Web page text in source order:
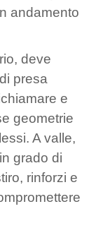
andamento
deve
presa
e
geometrie
A valle,
grado di
rinforzi e